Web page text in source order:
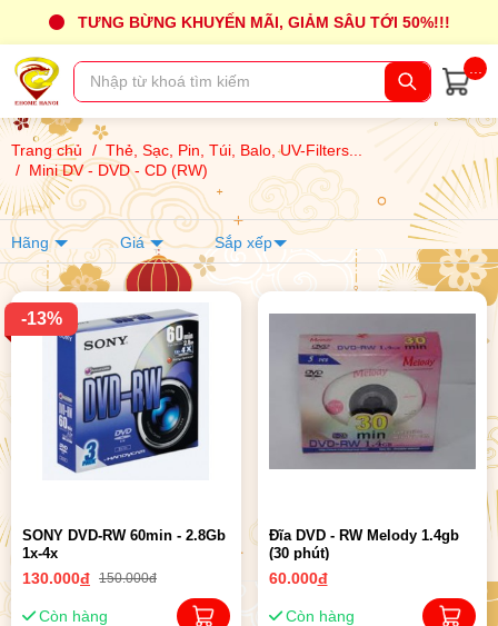
TƯNG BỪNG KHUYẾN MÃI, GIẢM SÂU TỚI 50%!!!
Trang chủ / Thẻ, Sạc, Pin, Túi, Balo, UV-Filters...
/ Mini DV - DVD - CD (RW)
Hãng Giá Sắp xếp
-13%
SONY DVD-RW 60min - 2.8Gb
1x-4x
130.000đ 150.000đ
Còn hàng
Đĩa DVD - RW Melody 1.4gb
(30 phút)
60.000đ
Còn hàng